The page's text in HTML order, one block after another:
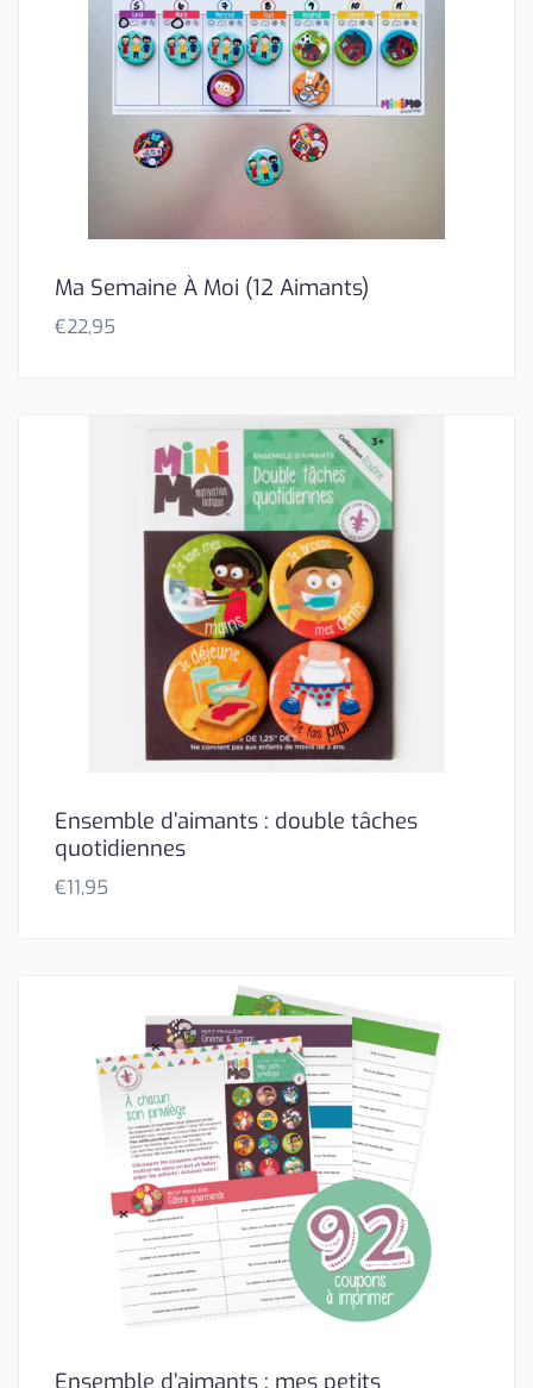
Ma Semaine À Moi (12 Aimants)
€22,95
Ensemble d’aimants : double tâches
quotidiennes
€11,95
Ensemble d’aimants : mes petits